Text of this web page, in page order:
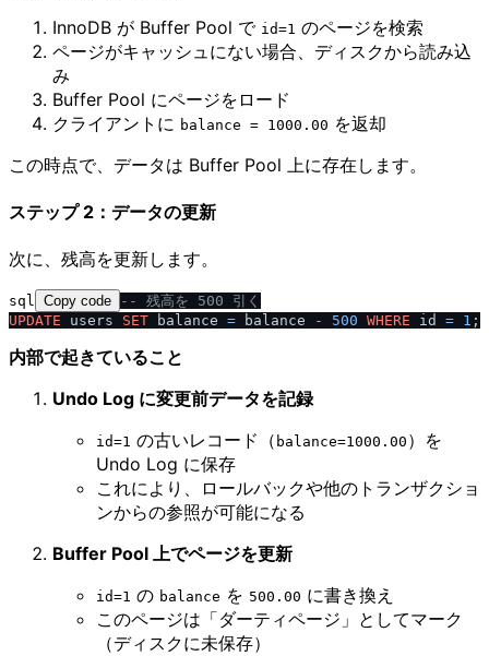
InnoDB が Buffer Pool で id=1 のページを検索
ページがキャッシュにない場合、ディスクから読み込
み
Buffer Pool にページをロード
クライアントに balance = 1000.00 を返却
この時点で、データは Buffer Pool 上に存在します。
ステップ 2：データの更新
次に、残高を更新します。
sql Copy code
-- 残高を 500 引く
UPDATE users SET balance = balance - 500 WHERE id = 1
内部で起きていること
Undo Log に変更前データを記録
id=1 の古いレコード（ balance=1000.00 ）を
Undo Log に保存
これにより、ロールバックや他のトランザクショ
ンからの参照が可能になる
Buffer Pool 上でページを更新
id=1 の balance を 500.00 に書き換え
このページは「ダーティページ」としてマーク
（ディスクに未保存）